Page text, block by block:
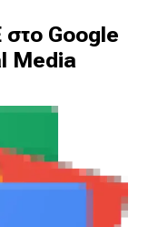
στο Google
Media